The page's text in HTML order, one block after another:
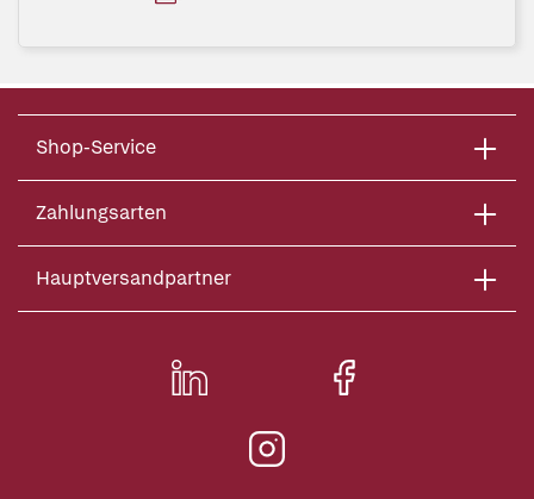
Shop-Service
Zahlungsarten
Hauptversandpartner